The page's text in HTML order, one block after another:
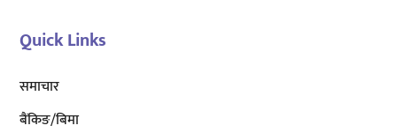
Quick Links
समाचार
बैंकिङ/बिमा